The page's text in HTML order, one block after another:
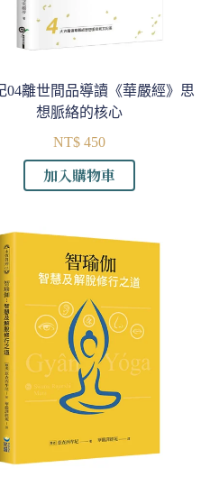
04離世間品導讀《華嚴經》思
想脈絡的核心
NT$450
加入購物車